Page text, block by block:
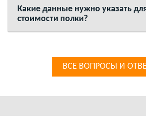
Какие данные нужно указать
стоимости полки?
ВСЕ ВОПРОСЫ И